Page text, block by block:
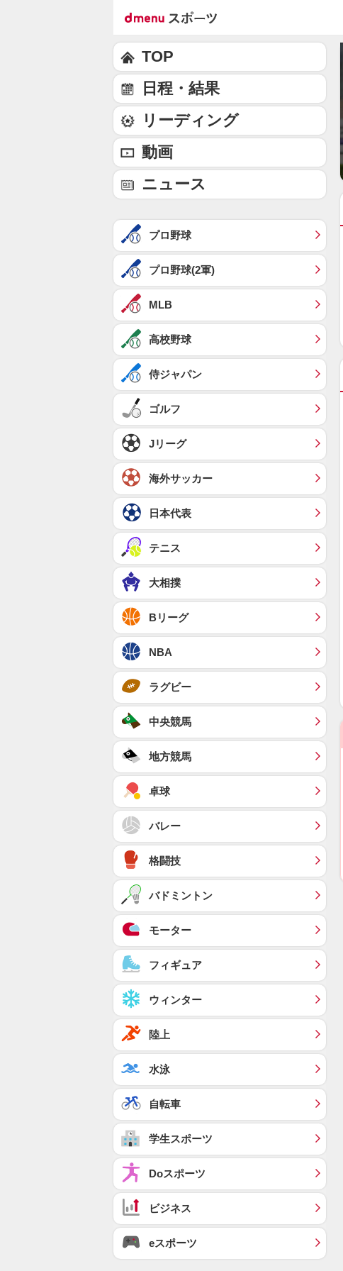
TOP
日程・結果
リーディング
動画
ニュース
プロ野球
プロ野球(2軍)
MLB
高校野球
侍ジャパン
ゴルフ
Jリーグ
海外サッカー
日本代表
テニス
大相撲
Bリーグ
NBA
ラグビー
中央競馬
地方競馬
卓球
バレー
格闘技
バドミントン
モーター
フィギュア
ウィンター
陸上
水泳
自転車
学生スポーツ
Doスポーツ
ビジネス
eスポーツ